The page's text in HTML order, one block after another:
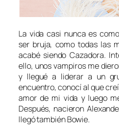
La vida casi nunca es
ser bruja, como todas las
acabé siendo Cazadora.
ello, unos vampiros me
y llegué a liderar a un
encuentro, conocí al que
amor de mi vida y luego
Después, nacieron
llegó también Bowie.